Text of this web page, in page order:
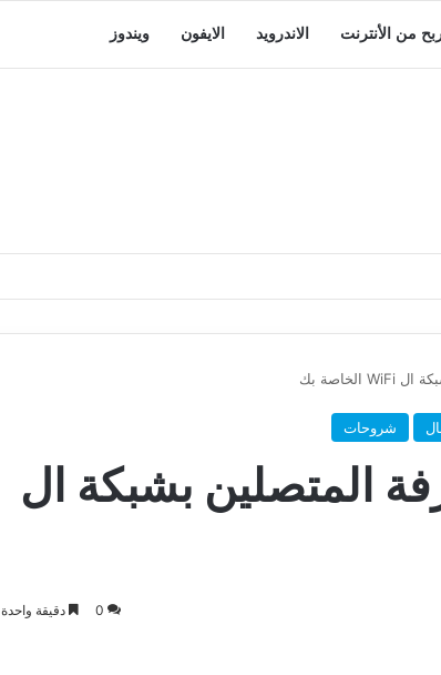
من الأنترنت الاندرويد الايفون ويندوز
شروحات
المتصلين بشبكة ال
0 دقيقة واحدة